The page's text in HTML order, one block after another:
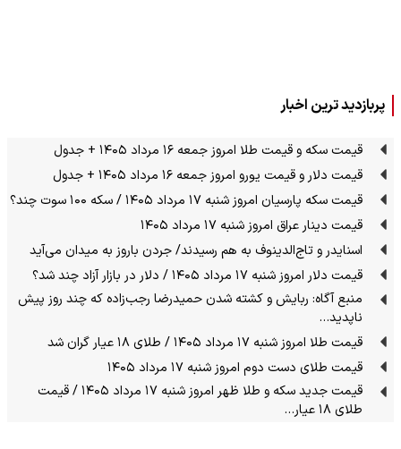
پربازدید ترین اخبار
قیمت سکه و قیمت طلا امروز جمعه ۱۶ مرداد ۱۴۰۵ + جدول
قیمت دلار و قیمت یورو امروز جمعه ۱۶ مرداد ۱۴۰۵ + جدول
قیمت سکه پارسیان امروز شنبه ۱۷ مرداد ۱۴۰۵ / سکه ۱۰۰ سوت چند؟
قیمت دینار عراق امروز شنبه ۱۷ مرداد ۱۴۰۵
اسنایدر و تاج‌الدینوف به هم رسیدند/ جردن باروز به میدان می‌آید
قیمت دلار امروز شنبه ۱۷ مرداد ۱۴۰۵ / دلار در بازار آزاد چند شد؟
منبع آگاه: ربایش و کشته شدن حمیدرضا رجب‌زاده که چند روز پیش
ناپدید…
قیمت طلا امروز شنبه ۱۷ مرداد ۱۴۰۵ / طلای ۱۸ عیار گران شد
قیمت طلای دست دوم امروز شنبه ۱۷ مرداد ۱۴۰۵
قیمت جدید سکه و طلا ظهر امروز شنبه ۱۷ مرداد ۱۴۰۵ / قیمت
طلای ۱۸ عیار…